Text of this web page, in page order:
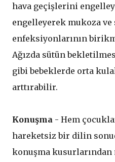
hava geçişlerini
engelleyerek mukoza
enfeksiyonlarının
Ağızda sütün
gibi bebeklerde orta
arttırabilir.
Konuşma - Hem
hareketsiz bir dilin
konuşma